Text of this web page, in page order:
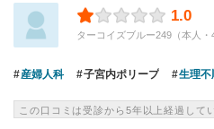
1.0
ターコイズブルー249（本人
産婦人科 子宮内ポリープ 生理不
この口コミは受診から5年以上経過して